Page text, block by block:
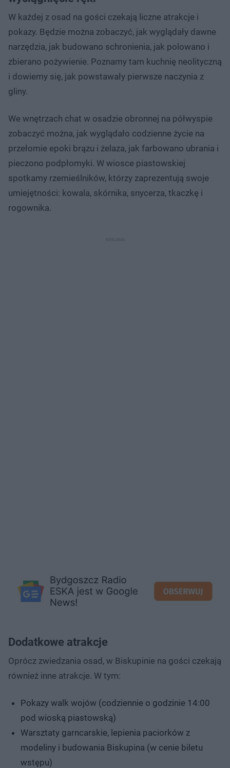
W każdej z osad na gości czekają liczne atrakcje i
pokazy. Będzie można zobaczyć, jak wyglądały dawne
narzędzia, jak budowano schronienia, jak polowano i
zbierano pożywienie. Poznamy tam kuchnię neolityczną
i dowiemy się, jak powstawały pierwsze naczynia z
gliny.
We wnętrzach chat w osadzie obronnej na półwyspie
zobaczyć można, jak wyglądało codzienne życie na
przełomie epoki brązu i żelaza, jak farbowano ubrania i
pieczono podpłomyki. W wiosce piastowskiej
spotkamy rzemieślników, którzy zaprezentują swoje
umiejętności: kowala, skórnika, snycerza, tkaczkę i
rogownika.
Dodatkowe atrakcje
Oprócz zwiedzania osad, w Biskupinie na gości czekają
również inne atrakcje. W tym:
Pokazy walk wojów (codziennie o godzinie 14:00
pod wioską piastowską)
Warsztaty garncarskie, lepienia paciorków z
modeliny i budowania Biskupina (w cenie biletu
wstępu)